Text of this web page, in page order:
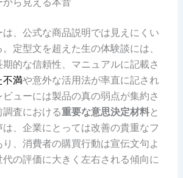
、公式な商品説明では見えにくい
定型文を超えた生の体験談には、
期的な信頼性、マニュアルに記載さ
不満や意外な活用法が率直に記され
ューには製品の真の弱点が集約さ
査における重要な意思決定材料と
、企業にとっては改善の貴重なフ
、消費者の購買行動は宣伝文句よ
代の評価に大きく左右される傾向に